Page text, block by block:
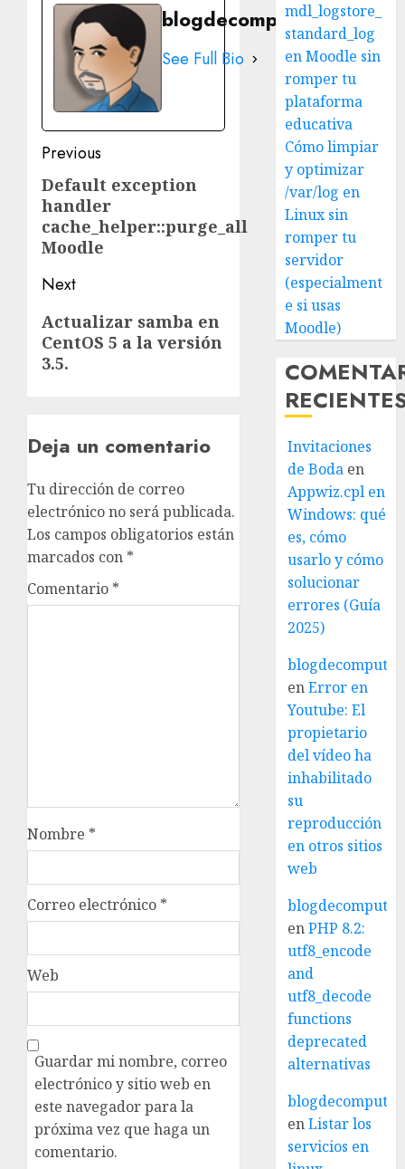
blogdecomputo.com
See Full Bio
Post
navigation
Previous
Previous
post:
Default exception
handler
cache_helper::purge_all
Moodle
Next
Next
post:
Actualizar samba en
CentOS 5 a la versión
3.5.
Deja un comentario
Tu dirección de correo
electrónico no será publicada.
Los campos obligatorios están
marcados con *
Comentario *
Nombre *
Correo electrónico *
Web
Guardar mi nombre, correo
electrónico y sitio web en
este navegador para la
próxima vez que haga un
comentario.
mdl_logstore_
standard_log
en Moodle sin
romper tu
plataforma
educativa
Cómo limpiar
y optimizar
/var/log en
Linux sin
romper tu
servidor
(especialment
e si usas
Moodle)
Invitaciones
de Boda en
Appwiz.cpl en
Windows: qué
es, cómo
usarlo y cómo
solucionar
errores (Guía
2025)
enError en
Youtube: El
propietario
del vídeo ha
inhabilitado
su
reproducción
en otros sitios
web
enPHP 8.2:
utf8_encode
and
utf8_decode
functions
deprecated
alternativas
enListar los
servicios en